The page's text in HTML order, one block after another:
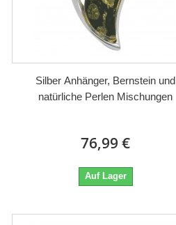
Silber Anhänger, Bernstein und
natürliche Perlen Mischungen
76,99 €
Auf Lager